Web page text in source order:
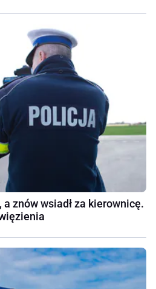
znów wsiadł za kierownicę.